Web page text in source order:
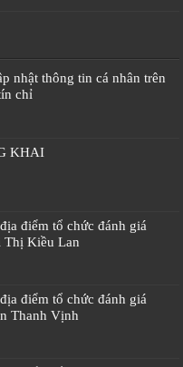
nhật thông tin cá nhân trên
chỉ
KHAI
điểm tổ chức đánh giá
Thị Kiều Lan
điểm tổ chức đánh giá
Thanh Vịnh